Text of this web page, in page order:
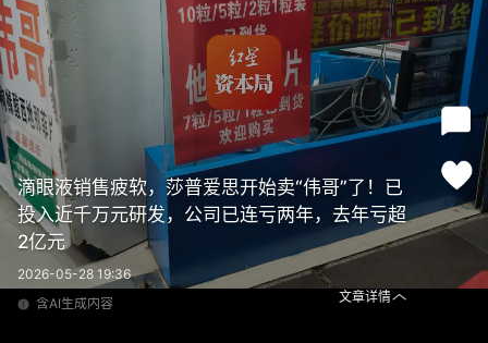
滴眼液销售疲软，莎普爱思开始卖“伟哥”了！已
投入近千万元研发，公司已连亏两年，去年亏超
2亿元
2026-05-28 19:36
含AI生成内容
文章详情